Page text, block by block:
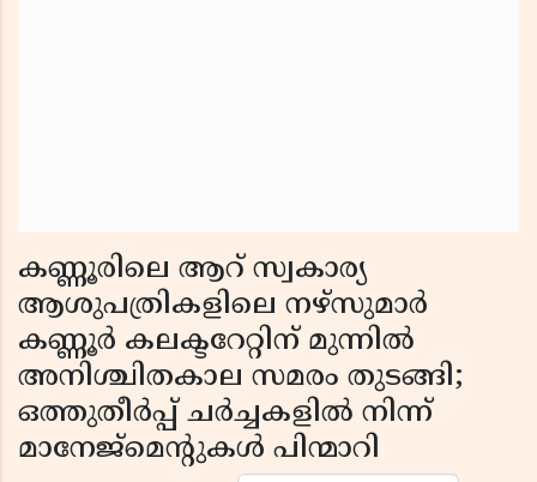
കണ്ണൂരിലെ ആറ് സ്വകാര്യ
ആശുപത്രികളിലെ നഴ്‌സുമാർ
കണ്ണൂർ കലക്ടറേറ്റിന് മുന്നിൽ
അനിശ്ചിതകാല സമരം തുടങ്ങി;
ഒത്തുതീർപ്പ് ചർച്ചകളിൽ നിന്ന്
മാനേജ്‌മെന്റുകൾ പിന്മാറി